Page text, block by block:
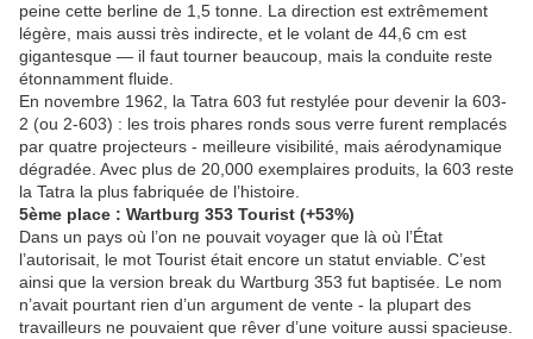
peine cette berline de 1,5 tonne. La direction est extrêmement
légère, mais aussi très indirecte, et le volant de 44,6 cm est
gigantesque — il faut tourner beaucoup, mais la conduite reste
étonnamment fluide.
En novembre 1962, la Tatra 603 fut restylée pour devenir la 603-
2 (ou 2-603) : les trois phares ronds sous verre furent remplacés
par quatre projecteurs - meilleure visibilité, mais aérodynamique
dégradée. Avec plus de 20,000 exemplaires produits, la 603 reste
la Tatra la plus fabriquée de l’histoire.
5ème place : Wartburg 353 Tourist (+53%)
Dans un pays où l’on ne pouvait voyager que là où l’État
l’autorisait, le mot Tourist était encore un statut enviable. C’est
ainsi que la version break du Wartburg 353 fut baptisée. Le nom
n’avait pourtant rien d’un argument de vente - la plupart des
travailleurs ne pouvaient que rêver d’une voiture aussi spacieuse.